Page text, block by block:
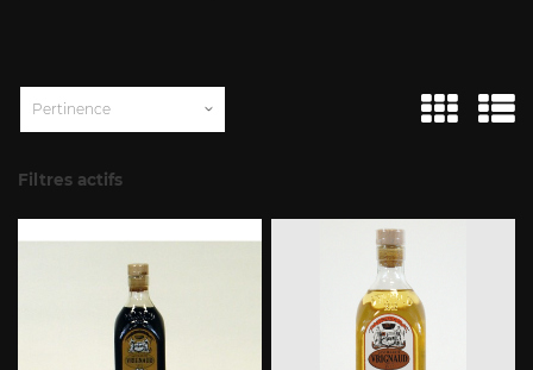
Pertinence
Filtres actifs